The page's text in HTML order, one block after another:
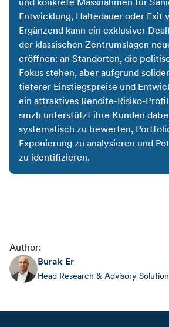
Entwicklung, Haltedauer oder Exit
Ergänzend kann ein exklusiver
der klassischen Zentrumslagen
eröffnen: an Standorten, die
Fokus stehen, aber aufgrund
tieferer Einstiegspreise und
ein attraktives Rendite-Risiko-
smzh unterstützt ihre Kunden
systematisch zu bewerten,
Exponierung zu analysieren und
zu identifizieren.
Author:
Burak Er
Head Research & Advisory